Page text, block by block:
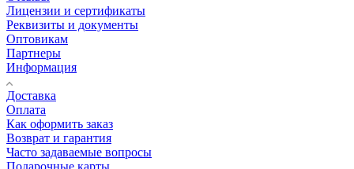
Лицензии и сертификаты
Реквизиты и документы
Оптовикам
Партнеры
Информация
Доставка
Оплата
Как оформить заказ
Возврат и гарантия
Часто задаваемые вопросы
Подарочные карты